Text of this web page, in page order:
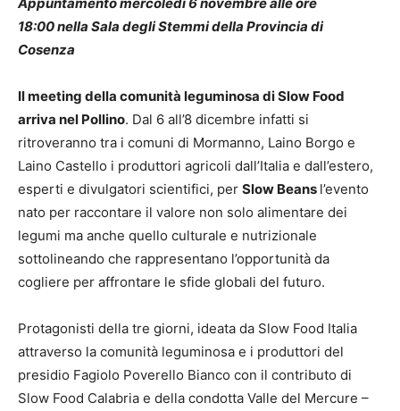
18:00 nella Sala degli Stemmi della Provincia di
Cosenza
Il meeting della comunità leguminosa di Slow Food
arriva nel Pollino. Dal 6 all’8 dicembre infatti si
ritroveranno tra i comuni di Mormanno, Laino Borgo e
Laino Castello i produttori agricoli dall’Italia e dall’estero,
esperti e divulgatori scientifici, per Slow Beans l’evento
nato per raccontare il valore non solo alimentare dei
legumi ma anche quello culturale e nutrizionale
sottolineando che rappresentano l’opportunità da
cogliere per affrontare le sfide globali del futuro.
Protagonisti della tre giorni, ideata da Slow Food Italia
attraverso la comunità leguminosa e i produttori del
presidio Fagiolo Poverello Bianco con il contributo di
Slow Food Calabria e della condotta Valle del Mercure –